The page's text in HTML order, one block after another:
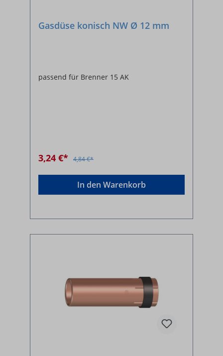
Gasdüse konisch NW Ø 12 mm
passend für Brenner 15 AK
3,24 €* 4,84 €*
In den Warenkorb